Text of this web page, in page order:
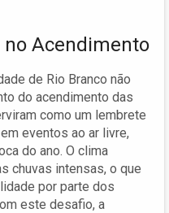
no Acendimento
de Rio Branco não
do acendimento das
como um lembrete
eventos ao ar livre,
do ano. O clima
chuvas intensas, o que
por parte dos
este desafio, a